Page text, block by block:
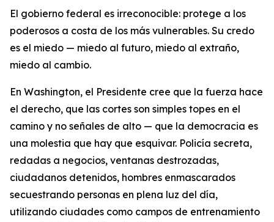
El gobierno federal es irreconocible: protege a los
poderosos a costa de los más vulnerables. Su credo
es el miedo — miedo al futuro, miedo al extraño,
miedo al cambio.
En Washington, el Presidente cree que la fuerza hace
el derecho, que las cortes son simples topes en el
camino y no señales de alto — que la democracia es
una molestia que hay que esquivar. Policía secreta,
redadas a negocios, ventanas destrozadas,
ciudadanos detenidos, hombres enmascarados
secuestrando personas en plena luz del día,
utilizando ciudades como campos de entrenamiento